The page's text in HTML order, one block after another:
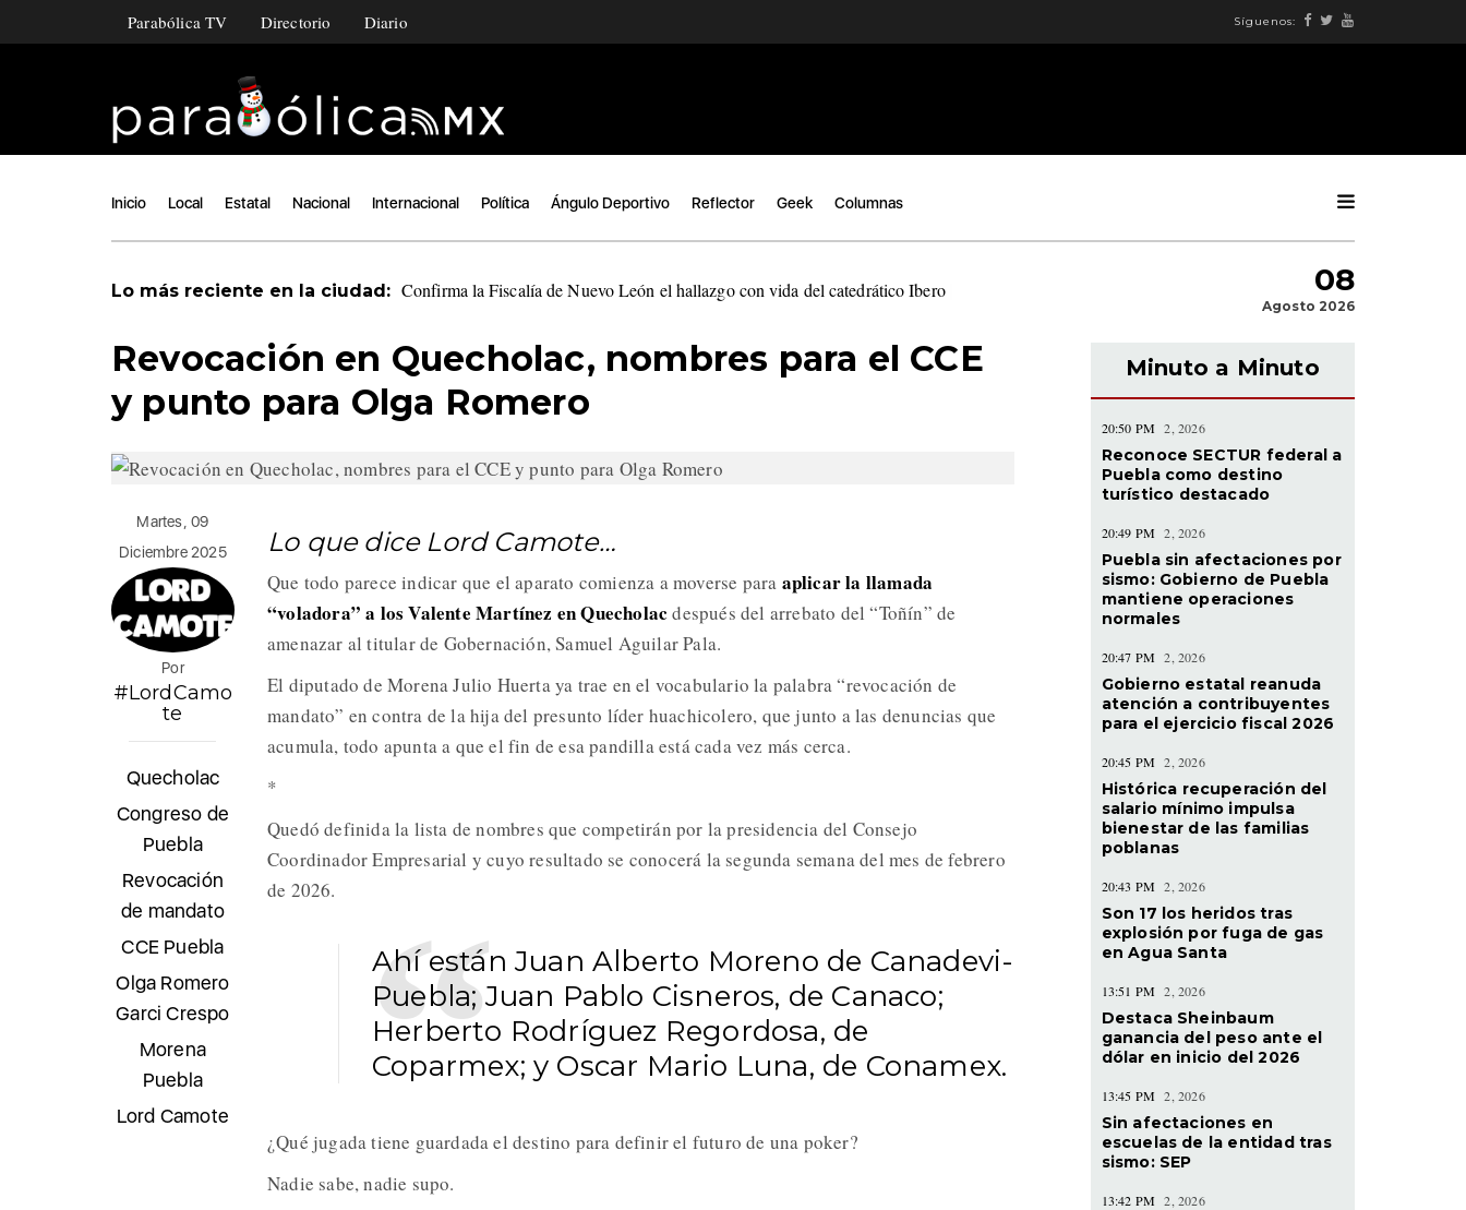
Parabólica TV Directorio Diario Síguenos:
Inicio Local Estatal Nacional Internacional Política Ángulo Deportivo Reflector Geek Columnas
Lo más reciente en la ciudad: Confirma la Fiscalía de Nuevo León el hallazgo con vida del catedrático Ibero 08
Agosto 2026
Revocación en Quecholac, nombres para el CCE
y punto para Olga Romero
Martes, 09
Diciembre 2025
Por
#LordCamo
te
Quecholac
Congreso de
Puebla
Revocación
de mandato
CCE Puebla
Olga Romero
Garci Crespo
Morena
Puebla
Lord Camote
Lo que dice Lord Camote…
Que todo parece indicar que el aparato comienza a moverse para aplicar la llamada
“voladora” a los Valente Martínez en Quecholac después del arrebato del “Toñín” de
amenazar al titular de Gobernación, Samuel Aguilar Pala.
El diputado de Morena Julio Huerta ya trae en el vocabulario la palabra “revocación de
mandato” en contra de la hija del presunto líder huachicolero, que junto a las denuncias que
acumula, todo apunta a que el fin de esa pandilla está cada vez más cerca.
*
Quedó definida la lista de nombres que competirán por la presidencia del Consejo
Coordinador Empresarial y cuyo resultado se conocerá la segunda semana del mes de febrero
de 2026.
Ahí están Juan Alberto Moreno de Canadevi-
Puebla; Juan Pablo Cisneros, de Canaco;
Herberto Rodríguez Regordosa, de
Coparmex; y Oscar Mario Luna, de Conamex.
¿Qué jugada tiene guardada el destino para definir el futuro de una poker?
Nadie sabe, nadie supo.
Minuto a Minuto
20:50 PM 2, 2026
Reconoce SECTUR federal a
Puebla como destino
turístico destacado
20:49 PM 2, 2026
Puebla sin afectaciones por
sismo: Gobierno de Puebla
mantiene operaciones
normales
20:47 PM 2, 2026
Gobierno estatal reanuda
atención a contribuyentes
para el ejercicio fiscal 2026
20:45 PM 2, 2026
Histórica recuperación del
salario mínimo impulsa
bienestar de las familias
poblanas
20:43 PM 2, 2026
Son 17 los heridos tras
explosión por fuga de gas
en Agua Santa
13:51 PM 2, 2026
Destaca Sheinbaum
ganancia del peso ante el
dólar en inicio del 2026
13:45 PM 2, 2026
Sin afectaciones en
escuelas de la entidad tras
sismo: SEP
13:42 PM 2, 2026